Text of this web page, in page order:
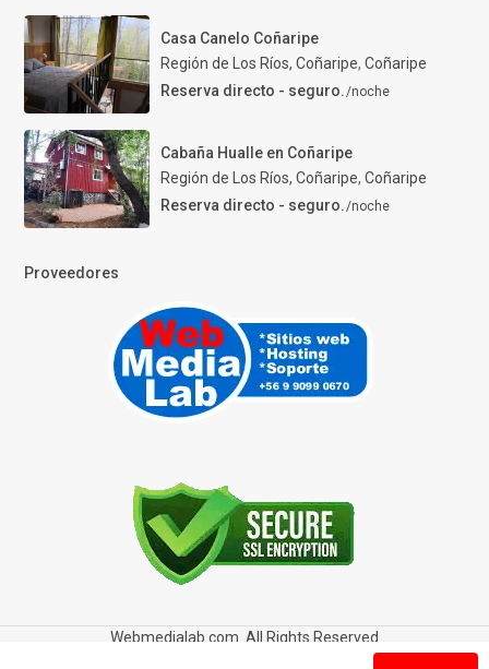
Casa Canelo Coñaripe
Región de Los Ríos, Coñaripe, Coñaripe
Reserva directo - seguro./noche
Cabaña Hualle en Coñaripe
Región de Los Ríos, Coñaripe, Coñaripe
Reserva directo - seguro./noche
Proveedores
Webmedialab.com. All Rights Reserved
Política de privacidad